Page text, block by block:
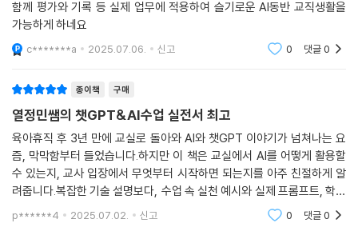
PART 4 문화예술 교육의 킥! 생성형 AI 활용 수업
LESSON 01 [전과목/초중고] 생성형 AI가 열어준 문화예술 교육의 가능
생성형 AI, 미술 교육을 대신할 수 있을까?
AI 시대, 예술 교육이 더 중요한 이유
음악부터 만화까지, 문화예술 수업을 확장하는 AI 도구
LESSON 02 [국어/초중고] 글을 쓰면 그림을 그려주는 패들렛으로 다양
한 수업하기
패들렛의 AI 이미지로 그림 그리기
#생활기록부
PART 3 바로 쓰는 AI 웹/앱 활용 수업
맞춤형 수업을 돕는 미래엔 AI클래스, AI 교육과 환경 교육을 동시에 할 수
있는 AI for Oceans, AI 글 첨삭 도우미 키위티, 미술 수업에 활력을 불어
넣는 AI 도구까지! 지금 바로 쓰는 AI 웹/앱 활용 수업을 소개합니다.
[학습 키워드] #미래엔 AI클래스, #AI for Oceans, #키위티, #Anima
ted Drawings, #Art Transfer #AI 교육, #AI 학습지, #환경 교육, #
AI 글쓰기 첨삭, #미술 교육
함께 평가와 기록 등 실제 업무에 적용하여 슬기로운 AI동반 교직생활을
가능하게 하네요
c*******a 2025.07.06. 신고 0 댓글0
종이책 구매
열정민쌤의 챗GPT&AI수업 실전서 최고
육아휴직 후 3년 만에 교실로 돌아와 AI와 챗GPT 이야기가 넘쳐나는 요
즘, 막막함부터 들었습니다.하지만 이 책은 교실에서 AI를 어떻게 활용할
수 있는지, 교사 입장에서 무엇부터 시작하면 되는지를 아주 친절하게 알
려줍니다.복잡한 기술 설명보다, 수업 속 실천 예시와 실제 프롬프트, 학생
활동 흐름이 자세히 나와 있어서 바로 따라 해볼 수 있었고, 용기를 얻었습
니다.
p******4 2025.07.02. 신고 0 댓글0